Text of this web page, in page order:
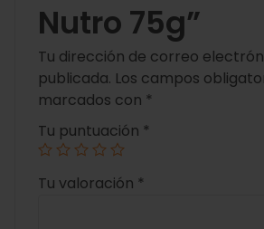
Nutro 75g”
Tu dirección de correo
publicada. Los campos
marcados con *
Tu puntuación *
Tu valoración *